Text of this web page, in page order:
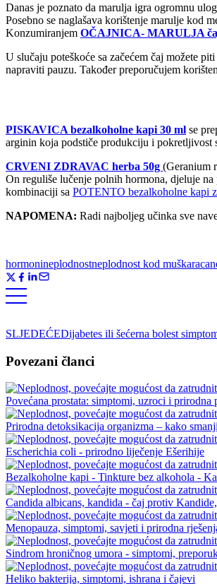
Danas je poznato da marulja igra ogromnu
Posebno se naglašava korištenje marulje kod
Konzumiranjem OČAJNICA- MARULJA
U slučaju poteškoće sa začećem čaj možete
napraviti pauzu. Također preporučujem
PISKAVICA bezalkoholne kapi 30 ml se
arginin koja podstiče produkciju i pokretljivost
CRVENI ZDRAVAC herba 50g (Geranium
On reguliše lučenje polnih hormona, djeluje
kombinaciji sa POTENTO bezalkoholne kapi
NAPOMENA: Radi najboljeg učinka sve
hormonineplodnostneplodnost kod muškaraca
SLJEDEĆEDijabetes ili šećerna bolest
Povezani članci
Povećana prostata: simptomi, uzroci i prirodna
Prirodna detoksikacija organizma – kako
Escherichia coli - prirodno liječenje Ešerihije
Bezalkoholne kapi - Tinkture bez alkohola -
Candida albicans, kandida - čaj protiv
Menopauza, simptomi, savjeti i prirodna
Sindrom hroničnog umora - simptomi,
Heliko bakterija, simptomi, ishrana i čajevi